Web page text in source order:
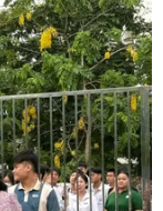
COVID-19,